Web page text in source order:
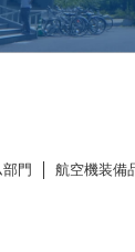
門 航空機装備